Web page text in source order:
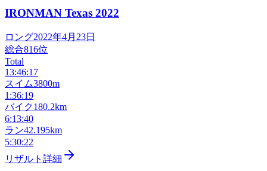
IRONMAN Texas 2022
ロング2022年4月23日
総合816位
Total
13:46:17
スイム3800m
1:36:19
バイク180.2km
6:13:40
ラン42.195km
5:30:22
リザルト詳細